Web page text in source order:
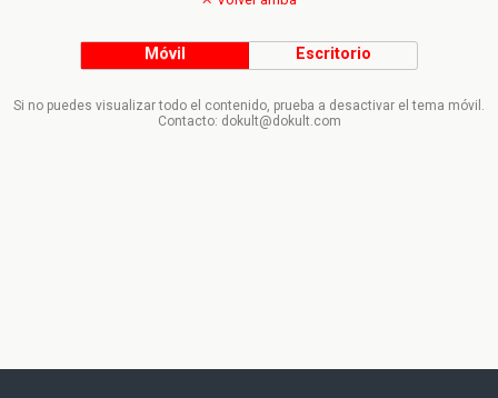
Móvil Escritorio
Si no puedes visualizar todo el contenido, prueba a desactivar el tema móvil.
Contacto: dokult@dokult.com